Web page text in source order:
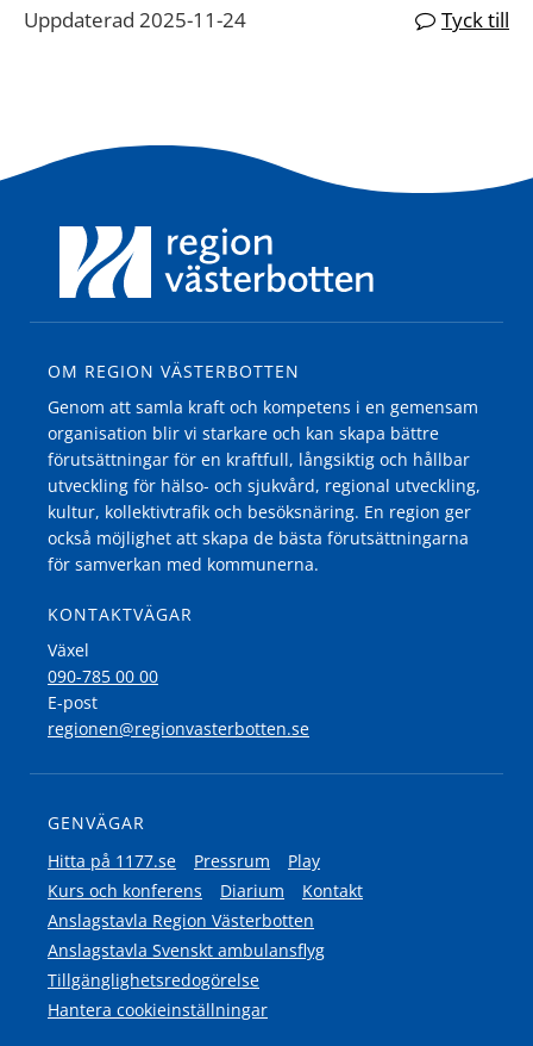
Uppdaterad 2025-11-24 Tyck till
OM REGION VÄSTERBOTTEN
Genom att samla kraft och kompetens i en gemensam
organisation blir vi starkare och kan skapa bättre
förutsättningar för en kraftfull, långsiktig och hållbar
utveckling för hälso- och sjukvård, regional utveckling,
kultur, kollektivtrafik och besöksnäring. En region ger
också möjlighet att skapa de bästa förutsättningarna
för samverkan med kommunerna.
KONTAKTVÄGAR
Växel
090-785 00 00
E-post
regionen@regionvasterbotten.se
GENVÄGAR
Hitta på 1177.se
Pressrum
Play
Kurs och konferens
Diarium
Kontakt
Anslagstavla Region Västerbotten
Anslagstavla Svenskt ambulansflyg
Tillgänglighetsredogörelse
Hantera cookieinställningar